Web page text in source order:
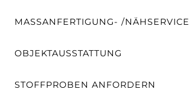
MASSANFERTIGUNG- /NÄHSERVICE
OBJEKTAUSSTATTUNG
STOFFPROBEN ANFORDERN